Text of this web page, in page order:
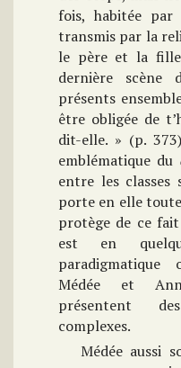
fois, habitée
transmis par la
le père et la fille
dernière
présents
être obligée de
dit-elle. » (p.
emblématique du
entre les classes
porte en elle
protège de ce
est en
paradigmatique
Médée et
présentent
complexes.
Médée aussi